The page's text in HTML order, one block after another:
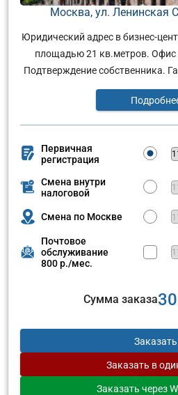
Москва, ул. Ленинская
Юридический адрес в бизнес-
площадью 21 кв.метров. Офис
Подтверждение собственника.
Первичная
регистрация
Смена внутри
налоговой
Смена по Москве
Почтовое
обслуживание
800 р./мес.
Сумма заказа
Заказать
Заказать в
Заказать через